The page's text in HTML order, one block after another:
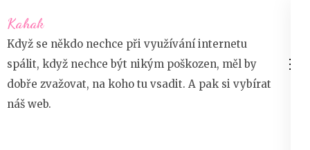
na
obsah
(stiskněte
Enter)
Kahak
Když se někdo nechce při využívání internetu
spálit, když nechce být nikým poškozen, měl by
dobře zvažovat, na koho tu vsadit. A pak si vybírat
náš web.